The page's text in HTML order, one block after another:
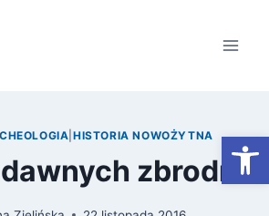
HISTORIA NOWOŻYTNA
zbrodni